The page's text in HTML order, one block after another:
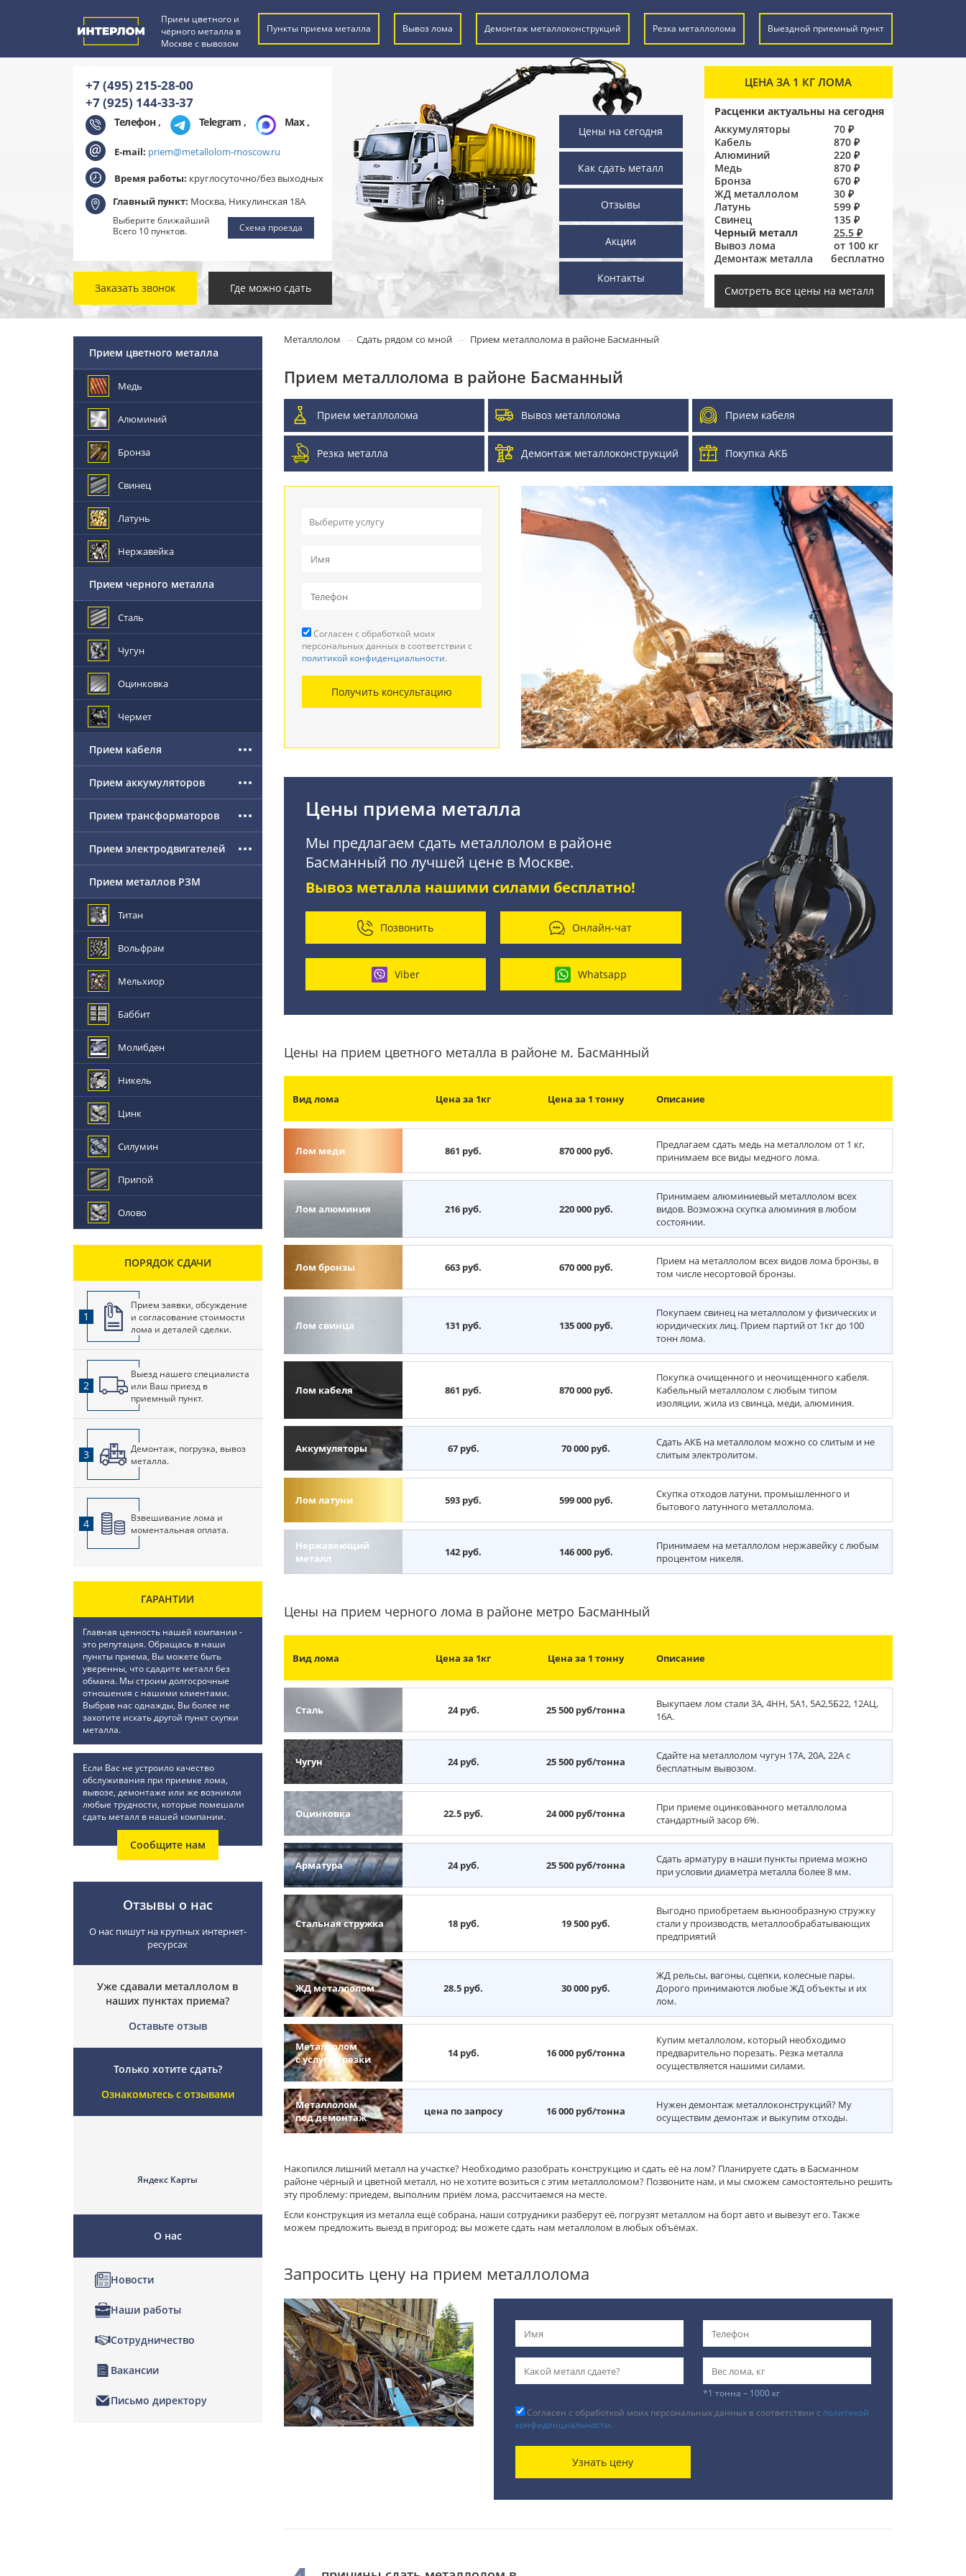
Прием цветного и
чёрного металла в
Москве с вывозом
Пункты приема металла Вывоз лома Демонтаж металлоконструкций Резка металлолома Выездной приемный пункт
+7 (495) 215-28-00
+7 (925) 144-33-37
Телефон , Telegram , Max,
E-mail: priem@metallolom-moscow.ru
Время работы: круглосуточно/без выходных
Главный пункт: Москва, Никулинская 18А
Выберите ближайший
Всего 10 пунктов.
Схема проезда
Заказать звонок Где можно сдать
ЦЕНА ЗА 1 КГ ЛОМА
Расценки актуальны на сегодня
Аккумуляторы
70 ₽
Кабель
870 ₽
Алюминий
220 ₽
Медь
870 ₽
Бронза
670 ₽
ЖД металлолом
30 ₽
Латунь
599 ₽
Свинец
135 ₽
Черный металл
25.5 ₽
Вывоз лома
от 100 кг
Демонтаж металла
бесплатно
Смотреть все цены на металл
Цены на сегодня
Как сдать металл
Отзывы
Акции
Контакты
Металлолом Сдать рядом со мной Прием металлолома в районе Басманный
Прием металлолома в районе Басманный
Прием металлолома Вывоз металлолома Прием кабеля
Резка металла Демонтаж металлоконструкций Покупка АКБ
Выберите услугу
Прием кабеля
Резка металла
Демонтаж металлоконструкций
Покупка АКБ
Согласен с обработкой моих
персональных данных в соответствии с
политикой конфиденциальности.
Получить консультацию
Цены приема металла
Мы предлагаем сдать металлолом в районе
Басманный по лучшей цене в Москве.
Вывоз металла нашими силами бесплатно!
Позвонить Онлайн-чат
Viber Whatsapp
Цены на прием цветного металла в районе м. Басманный
Вид лома Цена за 1кг Цена за 1 тонну Описание
Лом меди 861 руб. 870 000 руб.
Предлагаем сдать медь на металлолом от 1 кг,
принимаем все виды медного лома.
Лом алюминия 216 руб. 220 000 руб.
Принимаем алюминиевый металлолом всех
видов. Возможна скупка алюминия в любом
состоянии.
Лом бронзы 663 руб. 670 000 руб.
Прием на металлолом всех видов лома бронзы, в
том числе несортовой бронзы.
Лом свинца 131 руб. 135 000 руб.
Покупаем свинец на металлолом у физических и
юридических лиц. Прием партий от 1кг до 100
тонн лома.
Лом кабеля 861 руб. 870 000 руб.
Покупка очищенного и неочищенного кабеля.
Кабельный металлолом с любым типом
изоляции, жила из свинца, меди, алюминия.
Аккумуляторы 67 руб. 70 000 руб.
Сдать АКБ на металлолом можно со слитым и не
слитым электролитом.
Лом латуни 593 руб. 599 000 руб.
Скупка отходов латуни, промышленного и
бытового латунного металлолома.
Нержавеющий
металл
142 руб. 146 000 руб.
Принимаем на металлолом нержавейку с любым
процентом никеля.
Цены на прием черного лома в районе метро Басманный
Вид лома Цена за 1кг Цена за 1 тонну Описание
Сталь 24 руб. 25 500 руб/тонна
Выкупаем лом стали 3А, 4НН, 5А1, 5А2,5Б22, 12АЦ,
16А.
Чугун 24 руб. 25 500 руб/тонна
Сдайте на металлолом чугун 17А, 20А, 22А с
бесплатным вывозом.
Оцинковка 22.5 руб. 24 000 руб/тонна
При приеме оцинкованного металлолома
стандартный засор 6%.
Арматура 24 руб. 25 500 руб/тонна
Сдать арматуру в наши пункты приема можно
при условии диаметра металла более 8 мм.
Стальная стружка 18 руб. 19 500 руб.
Выгодно приобретаем вьюнообразную стружку
стали у производств, металлообрабатывающих
предприятий
ЖД металлолом 28.5 руб. 30 000 руб.
ЖД рельсы, вагоны, сцепки, колесные пары.
Дорого принимаются любые ЖД объекты и их
лом.
Металлолом
с услугой резки
14 руб. 16 000 руб/тонна
Купим металлолом, который необходимо
предварительно порезать. Резка металла
осуществляется нашими силами.
Металлолом
под демонтаж
цена по запросу 16 000 руб/тонна
Нужен демонтаж металлоконструкций? Му
осуществим демонтаж и выкупим отходы.
Накопился лишний металл на участке? Необходимо разобрать конструкцию и сдать её на лом? Планируете сдать в Басманном
районе чёрный и цветной металл, но не хотите возиться с этим металлоломом? Позвоните нам, и мы сможем самостоятельно решить
эту проблему: приедем, выполним приём лома, рассчитаемся на месте.
Если конструкция из металла ещё собрана, наши сотрудники разберут её, погрузят металлом на борт авто и вывезут его. Также
можем предложить выезд в пригород: вы можете сдать нам металлолом в любых объёмах.
Запросить цену на прием металлолома
*1 тонна – 1000 кг
Согласен с обработкой моих персональных данных в соответствии с политикой
конфиденциальности.
Узнать цену
Прием цветного металла
Медь
Алюминий
Бронза
Свинец
Латунь
Нержавейка
Прием черного металла
Сталь
Чугун
Оцинковка
Чермет
Прием кабеля
Прием аккумуляторов
Прием трансформаторов
Прием электродвигателей
Прием металлов РЗМ
Титан
Вольфрам
Мельхиор
Баббит
Молибден
Никель
Цинк
Силумин
Припой
Олово
ПОРЯДОК СДАЧИ
1
Прием заявки, обсуждение
и согласование стоимости
лома и деталей сделки.
2
Выезд нашего специалиста
или Ваш приезд в
приемный пункт.
3
Демонтаж, погрузка, вывоз
металла.
4
Взвешивание лома и
моментальная оплата.
ГАРАНТИИ
Главная ценность нашей компании -
это репутация. Обращась в наши
пункты приема, Вы можете быть
уверенны, что сдадите металл без
обмана. Мы строим долгосрочные
отношения с нашими клиентами.
Выбрав нас однажды, Вы более не
захотите искать другой пункт скупки
металла.
Если Вас не устроило качество
обслуживания при приемке лома,
вывозе, демонтаже или же возникли
любые трудности, которые помешали
сдать металл в нашей компании.
Сообщите нам
Отзывы о нас
О нас пишут на крупных интернет-
ресурсах
Уже сдавали металлолом в
наших пунктах приема?
Оставьте отзыв
Только хотите сдать?
Ознакомьтесь с отзывами
Яндекс Карты
О нас
Новости
Наши работы
Сотрудничество
Вакансии
Письмо директору